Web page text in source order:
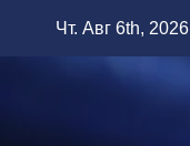
Чт. Авг 6th, 2026